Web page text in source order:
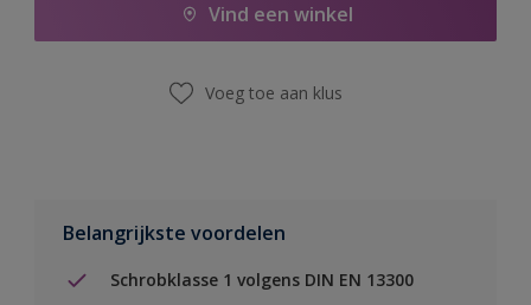
Vind een winkel
Voeg toe aan klus
Belangrijkste voordelen
Schrobklasse 1 volgens DIN EN 13300